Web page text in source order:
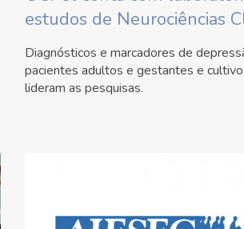
estudos de Neurociências
Diagnósticos e marcadores de
pacientes adultos e gestantes e
lideram as pesquisas.